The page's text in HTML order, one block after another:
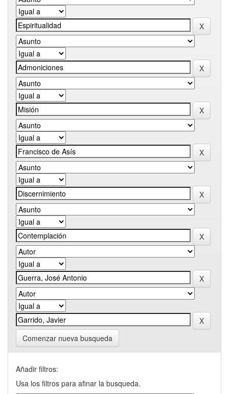
Comenzar nueva busqueda
Añadir filtros:
Usa los filtros para afinar la busqueda.